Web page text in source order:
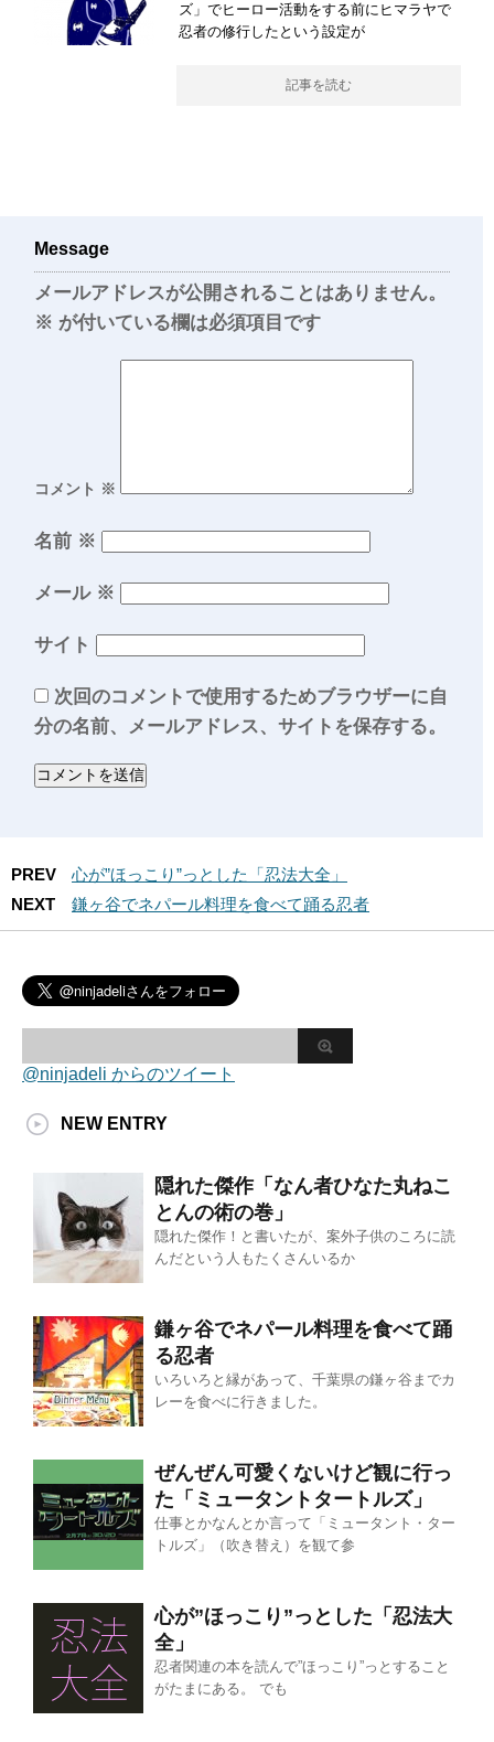
ズ」でヒーロー活動をする前にヒマラヤで
忍者の修行したという設定が
記事を読む
Message
メールアドレスが公開されることはありません。
※ が付いている欄は必須項目です
コメント ※
名前 ※
メール ※
サイト
次回のコメントで使用するためブラウザーに自
分の名前、メールアドレス、サイトを保存する。
PREV
心が”ほっこり”っとした「忍法大全」
NEXT
鎌ヶ谷でネパール料理を食べて踊る忍者
@ninjadeli からのツイート
NEW ENTRY
隠れた傑作「なん者ひなた丸ねこ
とんの術の巻」
隠れた傑作！と書いたが、案外子供のころに読
んだという人もたくさんいるか
鎌ヶ谷でネパール料理を食べて踊
る忍者
いろいろと縁があって、千葉県の鎌ヶ谷までカ
レーを食べに行きました。
ぜんぜん可愛くないけど観に行っ
た「ミュータントタートルズ」
仕事とかなんとか言って「ミュータント・ター
トルズ」（吹き替え）を観て参
心が”ほっこり”っとした「忍法大
全」
忍者関連の本を読んで”ほっこり”っとすること
がたまにある。 でも